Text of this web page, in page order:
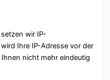
wir IP-
Ihre IP-Adresse vor der
nicht mehr eindeutig